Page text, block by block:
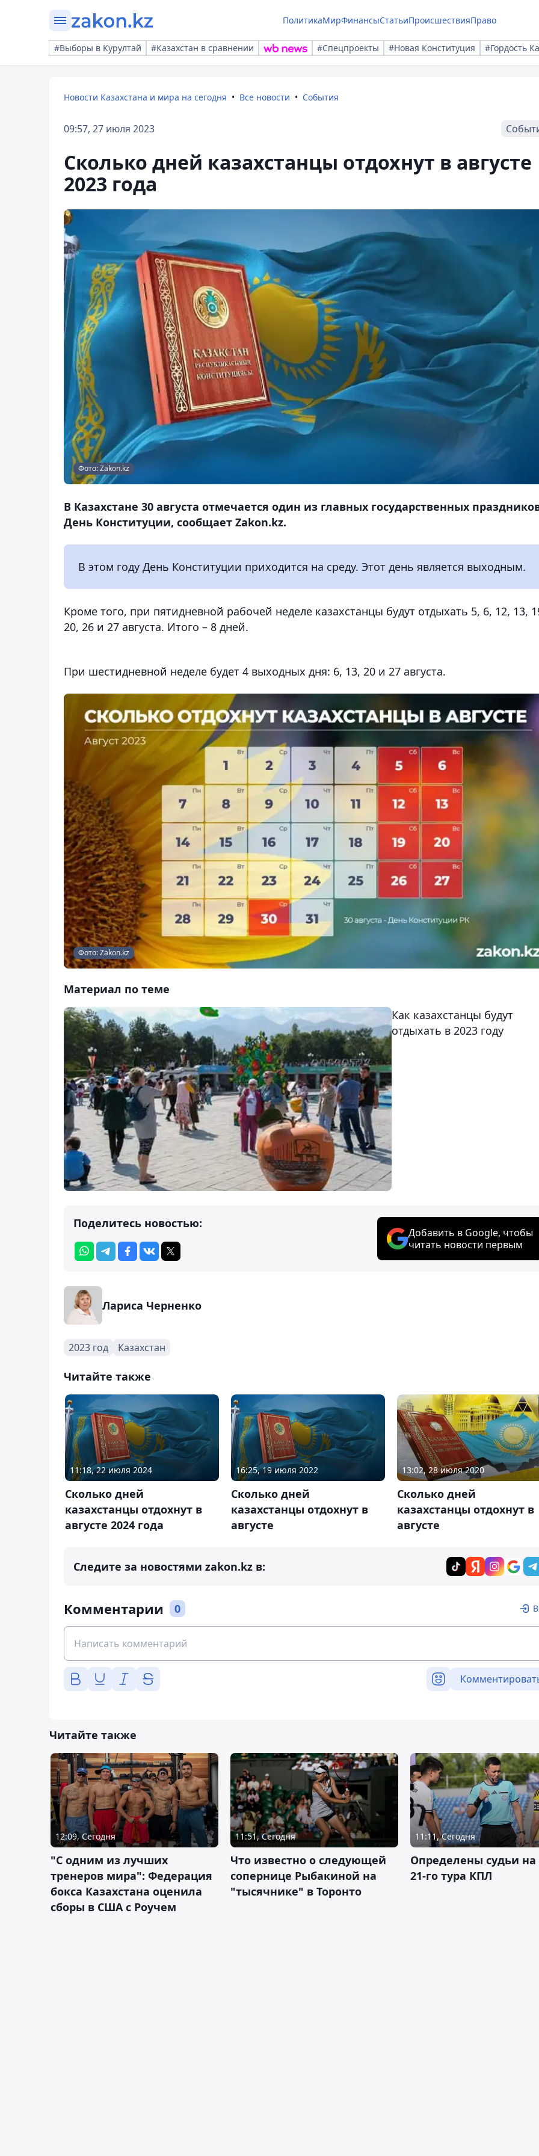
ПолитикаМирФинансыСтатьиПроисшествияПраво
#Выборы в Курултай #Казахстан в сравнении #Спецпроекты #Новая Конституция #Гордость
Новости Казахстана и мира на сегодня Все новости События
09:57, 27 июля 2023
Сколько дней казахстанцы отдохнут в августе
2023 года
Фото: Zakon.kz
В Казахстане 30 августа отмечается один из главных государственных
День Конституции, сообщает Zakon.kz.
В этом году День Конституции приходится на среду. Этот день является выходным.
Кроме того, при пятидневной рабочей неделе казахстанцы будут отдыхать 5, 6, 12, 13,
20, 26 и 27 августа. Итого – 8 дней.
При шестидневной неделе будет 4 выходных дня: 6, 13, 20 и 27 августа.
Фото: Zakon.kz
Материал по теме
Как казахстанцы будут
отдыхать в 2023 году
Поделитесь новостью:
Добавить в Google, чтобы
читать новости первым
Лариса Черненко
2023 год Казахстан
Читайте также
11:18, 22 июля 2024
Сколько дней
казахстанцы отдохнут в
августе 2024 года
16:25, 19 июля 2022
Сколько дней
казахстанцы отдохнут в
августе
13:02, 28 июля 2020
Сколько дней
казахстанцы отдохнут в
августе
Следите за новостями zakon.kz в:
Комментарии 0
Читайте также
12:09, Сегодня
"С одним из лучших
тренеров мира": Федерация
бокса Казахстана оценила
сборы в США с Роучем
11:51, Сегодня
Что известно о следующей
сопернице Рыбакиной на
"тысячнике" в Торонто
11:11, Сегодня
Определены судьи
21-го тура КПЛ